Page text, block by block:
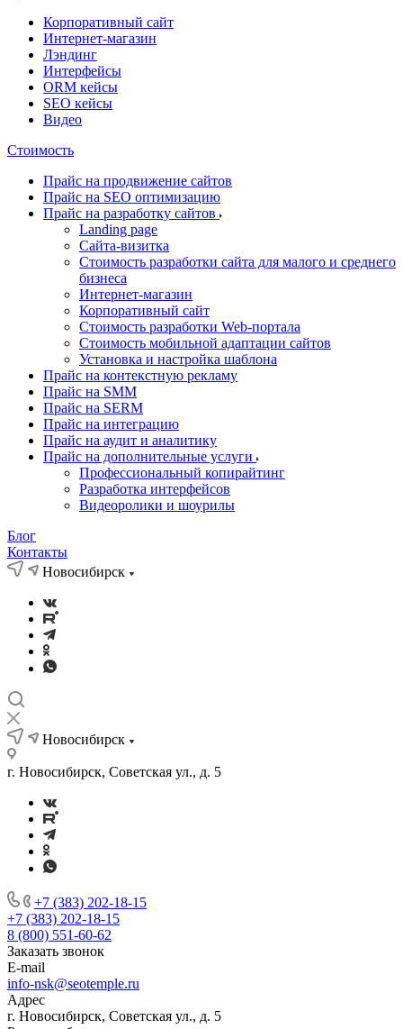
Корпоративный сайт
Интернет-магазин
Лэндинг
Интерфейсы
ORM кейсы
SEO кейсы
Видео
Стоимость
Прайс на продвижение сайтов
Прайс на SEO оптимизацию
Прайс на разработку сайтов
Landing page
Cайта-визитка
Стоимость разработки сайта для малого и среднего
бизнеса
Интернет-магазин
Корпоративный сайт
Стоимость разработки Web-портала
Стоимость мобильной адаптации сайтов
Установка и настройка шаблона
Прайс на контекстную рекламу
Прайс на SMM
Прайс на SERM
Прайс на интеграцию
Прайс на аудит и аналитику
Прайс на дополнительные услуги
Профессиональный копирайтинг
Разработка интерфейсов
Видеоролики и шоурилы
Блог
Контакты
Новосибирск
Новосибирск
г. Новосибирск, Советская ул., д. 5
+7 (383) 202-18-15
+7 (383) 202-18-15
8 (800) 551-60-62
Заказать звонок
E-mail
info-nsk@seotemple.ru
Адрес
г. Новосибирск, Советская ул., д. 5